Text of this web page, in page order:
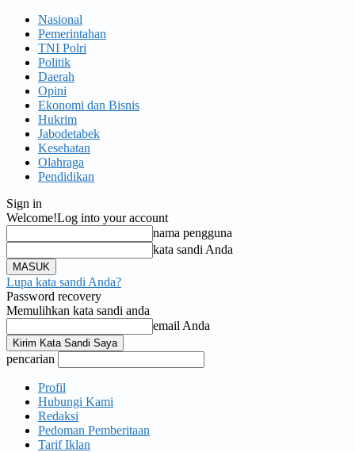
Nasional
Pemerintahan
TNI Polri
Politik
Daerah
Opini
Ekonomi dan Bisnis
Hukrim
Jabodetabek
Kesehatan
Olahraga
Pendidikan
Sign in
Welcome!Log into your account
nama pengguna
kata sandi Anda
Lupa kata sandi Anda?
Password recovery
Memulihkan kata sandi anda
email Anda
pencarian
Profil
Hubungi Kami
Redaksi
Pedoman Pemberitaan
Tarif Iklan